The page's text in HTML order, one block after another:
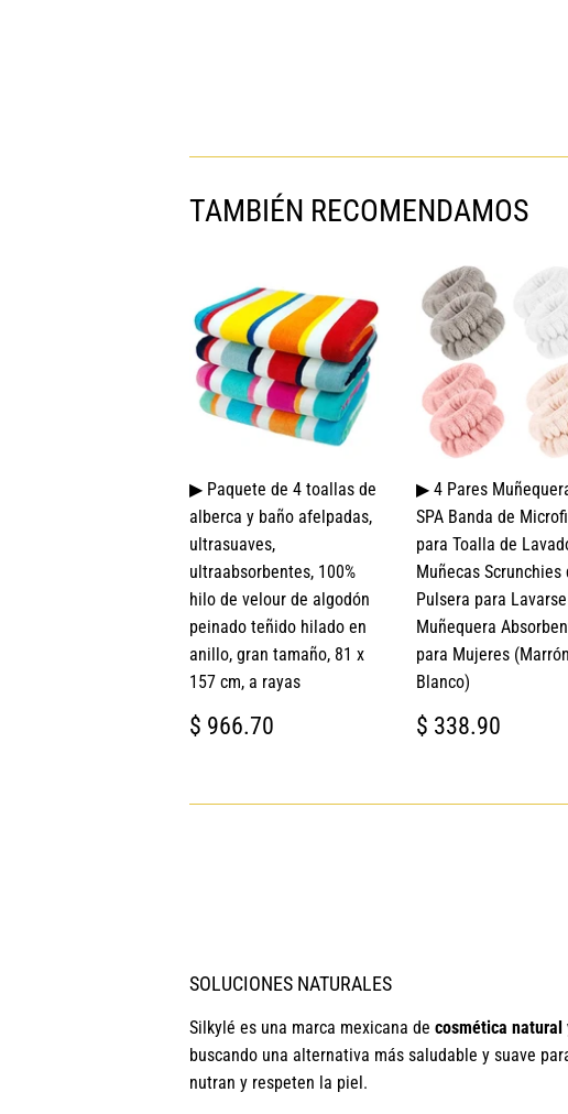
TAMBIÉN RECOMENDAMOS
▶ Paquete de 4 toallas de
alberca y baño afelpadas,
ultrasuaves,
ultraabsorbentes, 100%
hilo de velour de algodón
peinado teñido hilado en
anillo, gran tamaño, 81 x
157 cm, a rayas
PRECIO
HABITUAL
$ 966.70
▶ 4 Pares
SPA Banda de
para Toalla de
Muñecas Scrunchies
Pulsera para
Muñequera
para Mujeres
Blanco)
PRECIO
HABITUAL
$ 338.90
SOLUCIONES NATURALES
Silkylé es una marca mexicana de cosmética natural
buscando una alternativa más saludable y suave
nutran y respeten la piel.